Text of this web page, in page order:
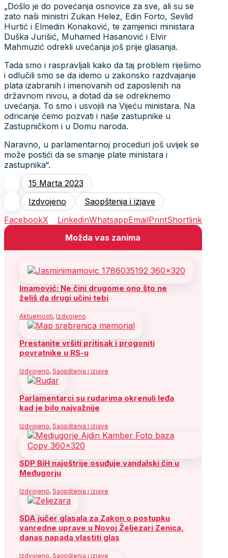
„Došlo je do povećanja osnovice za sve, ali su se
zato naši ministri Zukan Helez, Edin Forto, Sevlid
Hurtić i Elmedin Konaković, te zamjenici ministara
Duška Jurišić, Muhamed Hasanović i Elvir
Mahmuzić odrekli uvećanja još prije glasanja.
Tada smo i raspravljali kako da taj problem riješimo
i odlučili smo se da idemo u zakonsko razdvajanje
plata izabranih i imenovanih od zaposlenih na
državnom nivou, a dotad da se odreknemo
uvećanja. To smo i usvojili na Vijeću ministara. Na
odricanje ćemo pozvati i naše zastupnike u
Zastupničkom i u Domu naroda.
Naravno, u parlamentarnoj proceduri još uvijek se
može postići da se smanje plate ministara i
zastupnika“.
15 Marta 2023
Izdvojeno
Saopštenja i izjave
FacebookX LinkedinWhatsappEmailPrintShortlink
Možda vas zanima
Imamović: Ne čini drugome ono što ne
želiš da drugi učini tebi
Aktuelnosti, Izdvojeno
Prestanite vršiti pritisak i progoniti
povratnike u RS-u
Izdvojeno, Saopštenja i izjave
Parlamentarci su rudarima okrenuli leđa
kad je bilo najvažnije
Izdvojeno, Saopštenja i izjave
SDP BiH najoštrije osuđuje vandalski čin u
Međugorju
Izdvojeno, Saopštenja i izjave
SDA jučer glasala za Zakon o postupku
vanredne uprave u Novoj Željezari Zenica,
danas napada vlastiti glas
Izdvojeno, Saopštenja i izjave